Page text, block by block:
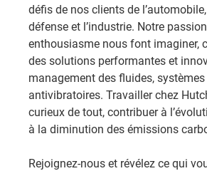
défis de nos clients de
défense et l’industrie. Notre
enthousiasme nous font imaginer,
des solutions performantes et
management des fluides, systèmes
antivibratoires. Travailler chez
curieux de tout, contribuer à
à la diminution des émissions
Rejoignez-nous et révélez ce qui